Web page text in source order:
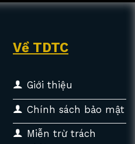
Về TDTC
Giới thiệu
Chính sách bảo mật
Miễn trừ trách